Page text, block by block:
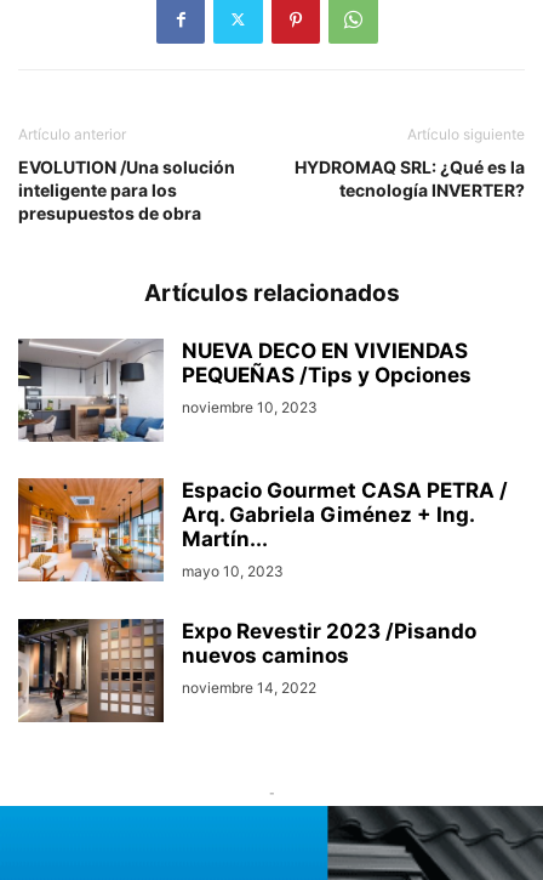
Artículo anterior
EVOLUTION /Una solución
inteligente para los
presupuestos de obra
Artículo siguiente
HYDROMAQ SRL: ¿Qué es la
tecnología INVERTER?
Artículos relacionados
NUEVA DECO EN VIVIENDAS
PEQUEÑAS /Tips y Opciones
noviembre 10, 2023
Espacio Gourmet CASA PETRA /
Arq. Gabriela Giménez + Ing.
Martín...
mayo 10, 2023
Expo Revestir 2023 /Pisando
nuevos caminos
noviembre 14, 2022
-